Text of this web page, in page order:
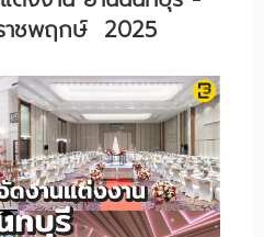
าชพฤกษ์ 2025